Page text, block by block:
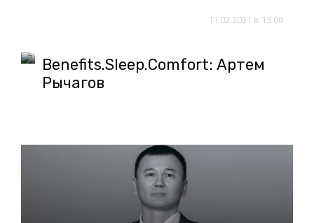
11.02.2021 в 15:08
Benefits.Sleep.Comfort: Артем
Рычагов